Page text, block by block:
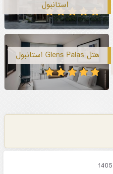
استانبول
هتل Glens Palas استانبول